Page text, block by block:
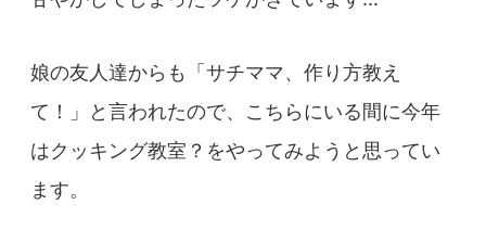
娘の友人達からも「サチママ、作り方教え
て！」と言われたので、こちらにいる間に今年
はクッキング教室？をやってみようと思ってい
ます。